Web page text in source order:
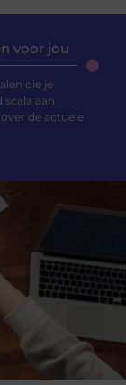
voor jou
die je
scala aan
de actuele